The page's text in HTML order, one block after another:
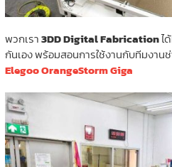
พวกเรา3DD Digital Fabricationไ
กันเอง พร้อมสอนการใช้งานกับทีมงาน
Elegoo OrangeStorm Giga